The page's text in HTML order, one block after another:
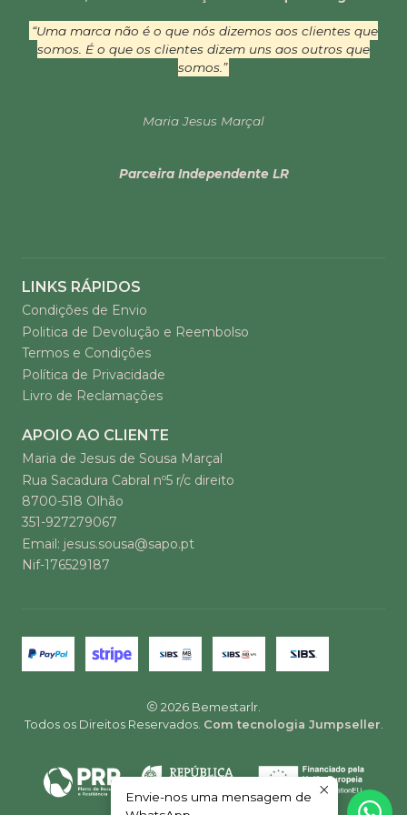
“Uma marca não é o que nós dizemos aos clientes que
somos. É o que os clientes dizem uns aos outros que
somos.”
Maria Jesus Marçal
Parceira Independente LR
LINKS RÁPIDOS
Condições de Envio
Politica de Devolução e Reembolso
Termos e Condições
Política de Privacidade
Livro de Reclamações
APOIO AO CLIENTE
Maria de Jesus de Sousa Marçal
Rua Sacadura Cabral nº5 r/c direito
8700-518 Olhão
351-927279067
Email: jesus.sousa@sapo.pt
Nif-176529187
2026 Bemestarlr.
Todos os Direitos Reservados. Com tecnologia Jumpseller.
Envie-nos uma mensagem de